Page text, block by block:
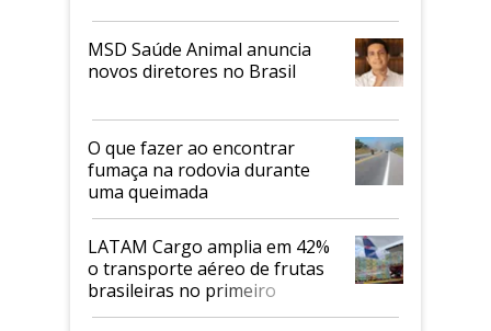
MSD Saúde Animal anuncia
novos diretores no Brasil
O que fazer ao encontrar
fumaça na rodovia durante
uma queimada
LATAM Cargo amplia em 42%
o transporte aéreo de frutas
brasileiras no primeiro
semestre